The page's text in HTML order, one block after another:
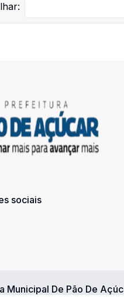
sociais
Municipal De Pão De